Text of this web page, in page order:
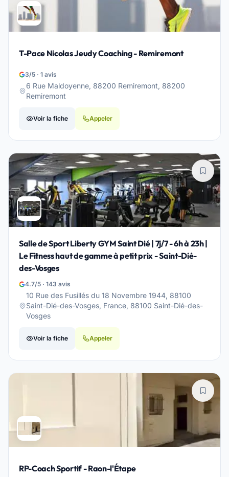
T-Pace Nicolas Jeudy Coaching - Remiremont
3/5 · 1 avis
6 Rue Maldoyenne, 88200 Remiremont, 88200
Remiremont
Voir la fiche Appeler
Salle de Sport Liberty GYM Saint Dié | 7j/7 - 6h à 23h |
Le Fitness haut de gamme à petit prix - Saint-Dié-
des-Vosges
4.7/5 · 143 avis
10 Rue des Fusillés du 18 Novembre 1944, 88100
Saint-Dié-des-Vosges, France, 88100 Saint-Dié-des-
Vosges
Voir la fiche Appeler
RP-Coach Sportif - Raon-l'Étape